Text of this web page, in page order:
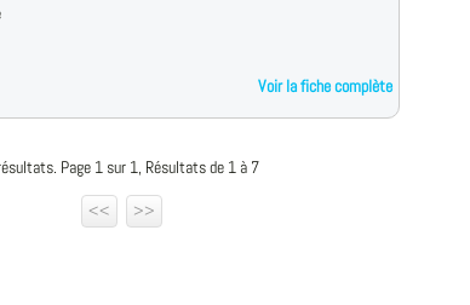
Voir la fiche complète
Page 1 sur 1, Résultats de 1 à 7
<<
>>